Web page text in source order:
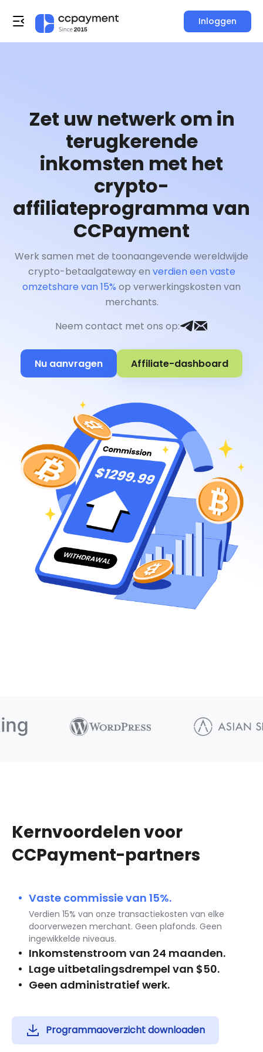
Inloggen
Zet uw netwerk om in
terugkerende
inkomsten met het
crypto-
affiliateprogramma van
CCPayment
Werk samen met de toonaangevende wereldwijde
crypto-betaalgateway en verdien een vaste
omzetshare van 15% op verwerkingskosten van
merchants.
Neem contact met ons op:
Nu aanvragen Affiliate-dashboard
Kernvoordelen voor
CCPayment-partners
Vaste commissie van 15%.
Verdien 15% van onze transactiekosten van elke
doorverwezen merchant. Geen plafonds. Geen
ingewikkelde niveaus.
Inkomstenstroom van 24 maanden.
Lage uitbetalingsdrempel van $50.
Geen administratief werk.
Programmaoverzicht downloaden